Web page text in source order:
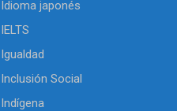
Idioma japonés
IELTS
Igualdad
Inclusión Social
Indígena